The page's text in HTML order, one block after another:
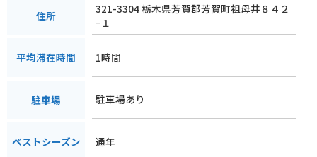
住所
321-3304 栃木県芳賀郡芳賀町祖母井８４２
−１
平均滞在時間 1時間
駐車場 駐車場あり
ベストシーズン 通年